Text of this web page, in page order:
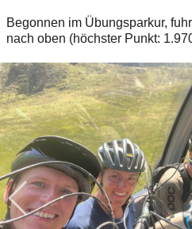
Begonnen im Übungsparkur,
nach oben (höchster Punkt: